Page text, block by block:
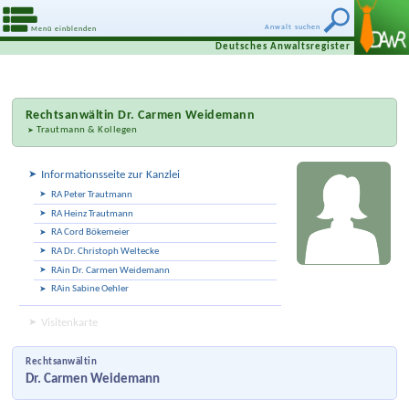
Anwalt suchen
Menü einblenden
Deutsches Anwaltsregister
RechtsanwältinDr. Carmen Weidemann
Trautmann & Kollegen
Informationsseite zur Kanzlei
RA Peter Trautmann
RA Heinz Trautmann
RA Cord Bökemeier
RA Dr. Christoph Weltecke
RAin Dr. Carmen Weidemann
RAin Sabine Oehler
Visitenkarte
Rechtsanwältin
Dr. Carmen Weidemann